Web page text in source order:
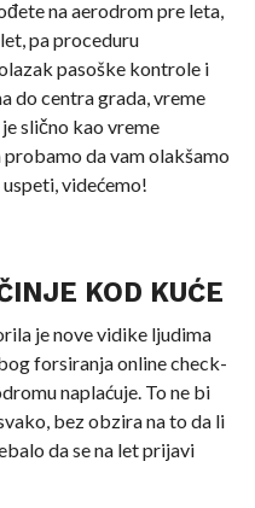
na aerodrom pre leta,
pa proceduru
pasoške kontrole i
do centra grada, vreme
slično kao vreme
da vam olakšamo
videćemo!
KOD KUĆE
je nove vidike ljudima
forsiranja online check-
naplaćuje. To ne bi
bez obzira na to da li
da se na let prijavi